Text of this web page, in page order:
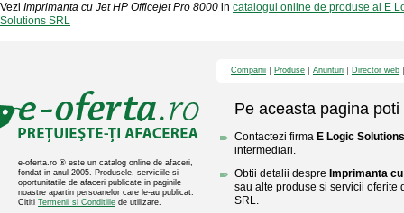
Vezi Imprimanta cu Jet HP Officejet Pro 8000 in catalogul online de produse al E
Solutions SRL
e-oferta.ro ® este un catalog online de afaceri,
fondat in anul 2005. Produsele, serviciile si
oportunitatile de afaceri publicate in paginile
noastre apartin persoanelor care le-au publicat.
Cititi Termenii si Conditiile de utilizare.
Companii Produse Anunturi Director web
Pe aceasta pagina poti
Contactezi firma E Logic
intermediari.
Obtii detalii despre Imprimanta
sau alte produse si servicii oferite
SRL.